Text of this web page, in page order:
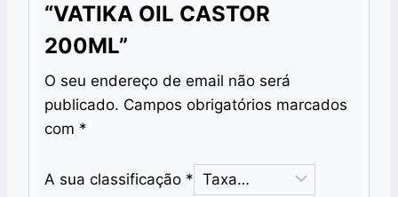
“VATIKA OIL CASTOR
200ML”
O seu endereço de email não será
publicado. Campos obrigatórios marcados
com *
A sua classificação *